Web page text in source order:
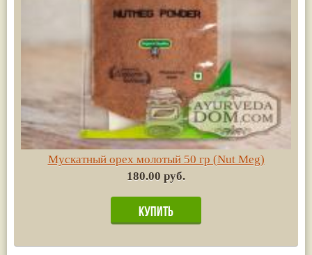
Мускатный орех молотый 50 гр (Nut Meg)
180.00 руб.